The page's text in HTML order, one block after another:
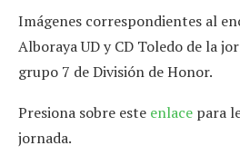
Imágenes correspondientes al
Alboraya UD y CD Toledo de la
grupo 7 de División de Honor.
Presiona sobre este enlace para
jornada.